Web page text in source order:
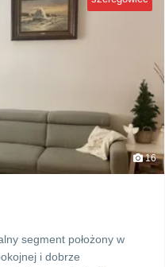
16
segment położony w
i dobrze